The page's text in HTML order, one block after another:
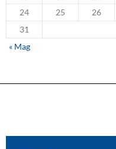
24
25 26
31
« Mag